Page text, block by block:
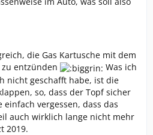
die Gas Kartusche mit dem
entzünden
Was ich
nicht geschafft habe, ist die
so, dass der Topf sicher
einfach vergessen, dass das
auch wirklich lange nicht mehr
2019.